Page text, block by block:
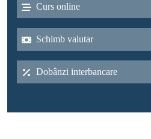
Curs online
Schimb valutar
Dobânzi interbancare